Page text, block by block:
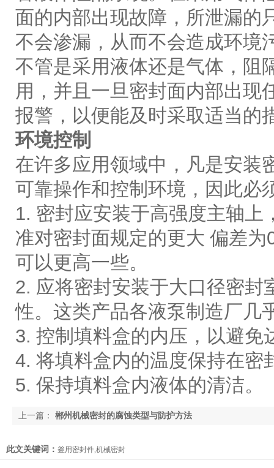
面的内部出现故障，所泄漏的
不会渗漏，从而不会造成环境
不管是采用液体还是气体，阻
用，并且一旦密封面内部出现
报警，以便能及时采取适当的
环境控制
在许多应用领域中，凡是安装
可靠操作和控制环境，因此必
1. 密封应安装于高强度主轴
准对密封面规定的更大 偏差
可以更高一些。
2. 应将密封安装于大口径密封
性。这类产品各液泵制造厂几
3. 控制填料盒的内压，以避免
4. 将填料盒内的温度保持在密
5. 保持填料盒内液体的清洁。
上一篇： 郴州机械密封的腐蚀类型与防护方法
此文关键词： 釜用密封件,机械密封